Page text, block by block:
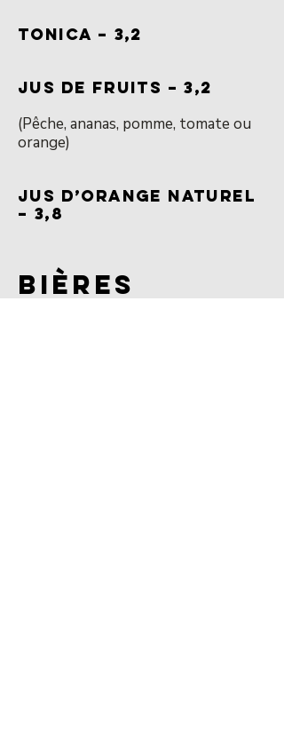
TONICA – 3,2
JUS DE FRUITS – 3,2
(Pêche, ananas, pomme, tomate ou
orange)
JUS D’ORANGE NATUREL
– 3,8
BIÈRES